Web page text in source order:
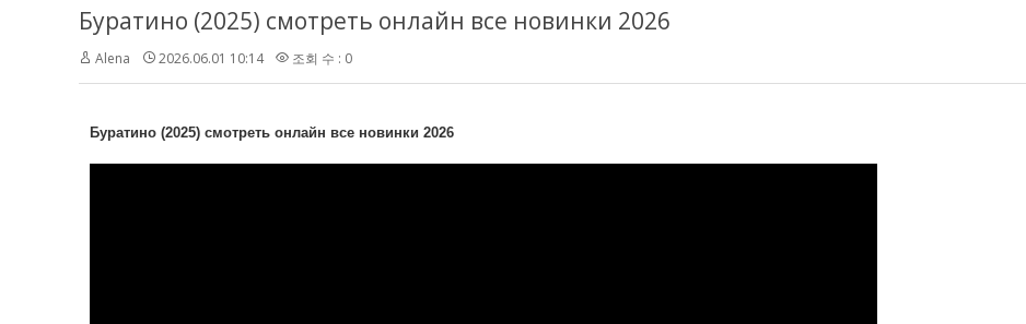
Буратино (2025) смотреть онлайн все новинки 2026
Alena 2026.06.01 10:14 조회 수 : 0
Буратино (2025) смотреть онлайн все новинки 2026